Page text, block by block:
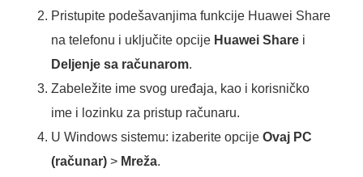
Pristupite podešavanjima funkcije Huawei Share
na telefonu i uključite opcije Huawei Share i
Deljenje sa računarom.
Zabeležite ime svog uređaja, kao i korisničko
ime i lozinku za pristup računaru.
U Windows sistemu: izaberite opcijeOvaj PC
(računar) > Mreža.